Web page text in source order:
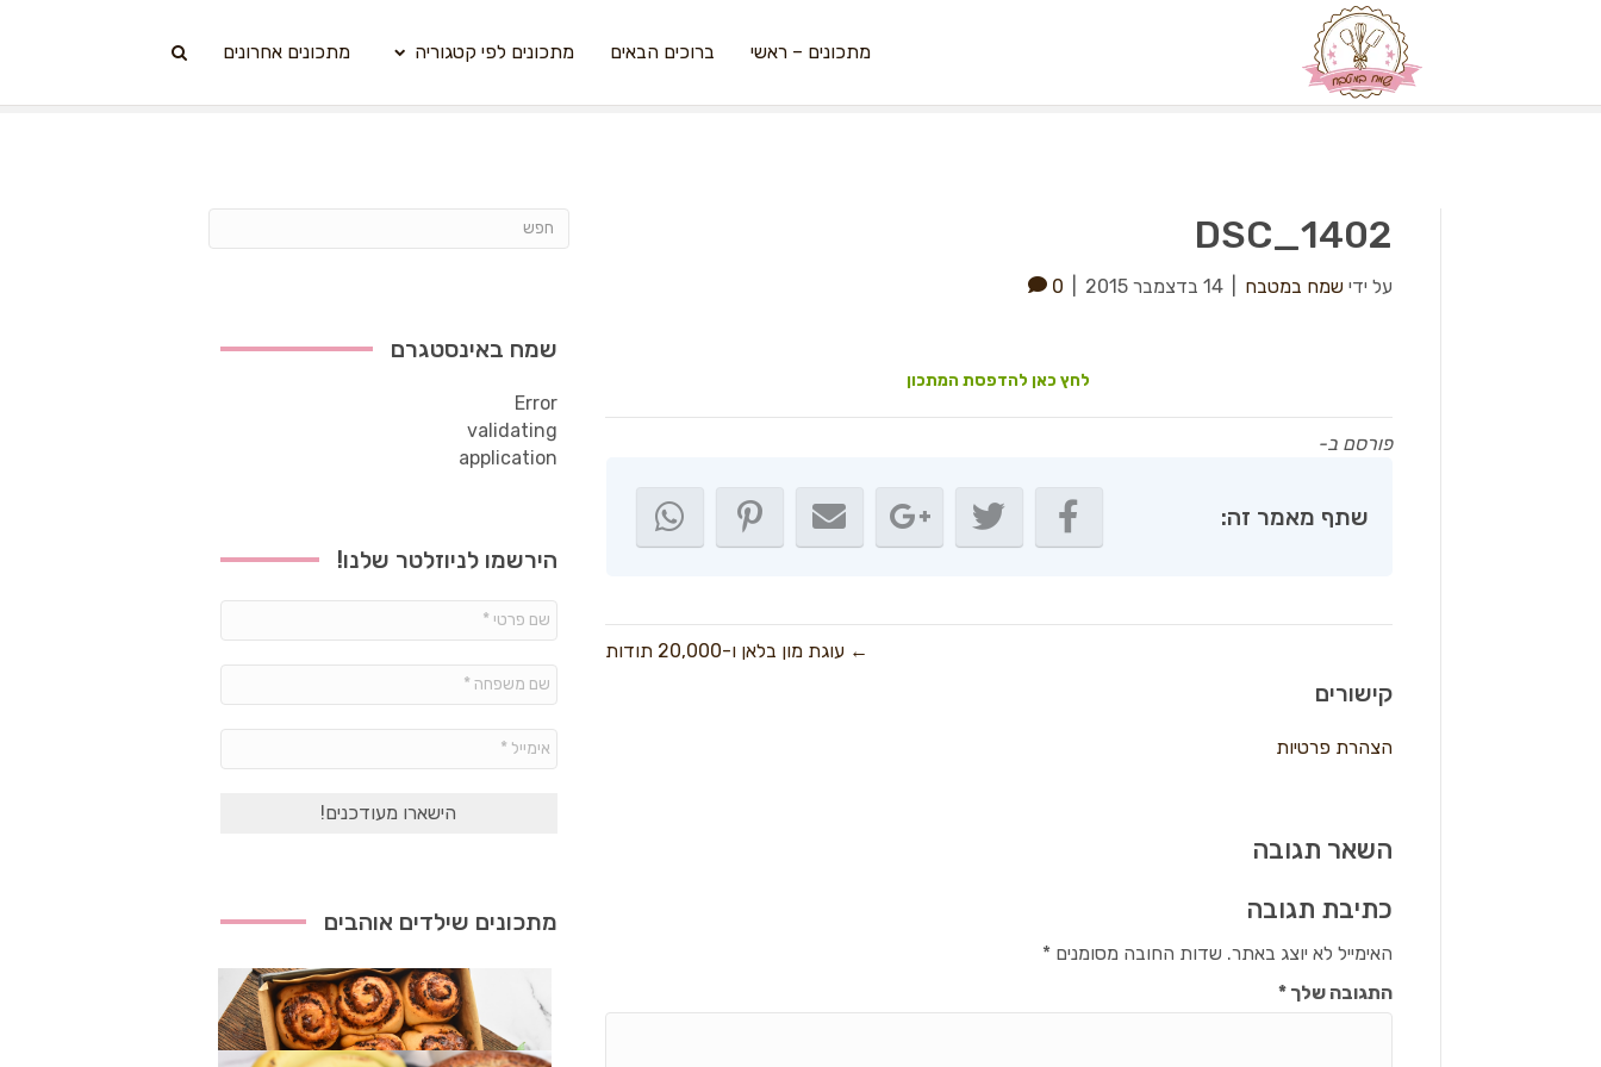
מתכונים – ראשי ברוכים הבאים מתכונים לפי קטגוריה מתכונים אחרונים
DSC_1402
על ידי שמח במטבח 14 בדצמבר 2015 0
לחץ כאן להדפסת המתכון
פורסם ב-
שתף מאמר זה:
← עוגת מון בלאן ו-20,000 תודות
קישורים
הצהרת פרטיות
השאר תגובה
כתיבת תגובה
האימייל לא יוצג באתר. שדות החובה מסומנים*
התגובה שלך*
שמח באינסטגרם
Error
validating
application
הירשמו לניוזלטר שלנו!
פרטי
משפחה
*
מתכונים שילדים אוהבים